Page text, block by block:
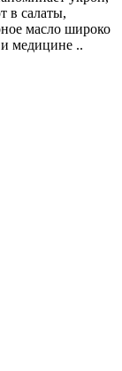
в салаты,
масло широко
медицине ..